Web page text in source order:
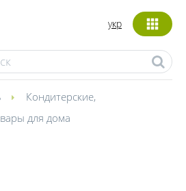
укр
Кондитерские,
для дома